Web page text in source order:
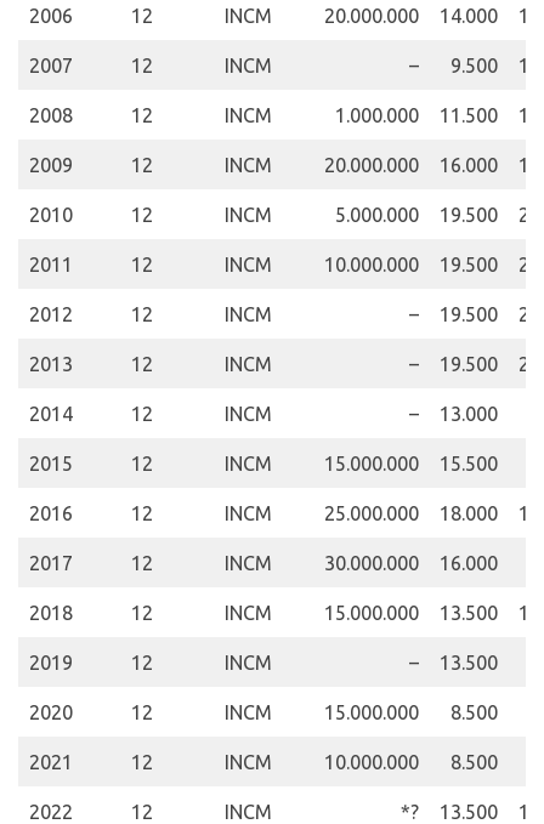
2006 12 INCM 20.000.000 14.000
2007 12 INCM – 9.500
2008 12 INCM 1.000.000 11.500
2009 12 INCM 20.000.000 16.000
2010 12 INCM 5.000.000 19.500
2011 12 INCM 10.000.000 19.500
2012 12 INCM – 19.500
2013 12 INCM – 19.500
2014 12 INCM – 13.000
2015 12 INCM 15.000.000 15.500
2016 12 INCM 25.000.000 18.000
2017 12 INCM 30.000.000 16.000
2018 12 INCM 15.000.000 13.500
2019 12 INCM – 13.500
2020 12 INCM 15.000.000 8.500
2021 12 INCM 10.000.000 8.500
2022 12 INCM *? 13.500